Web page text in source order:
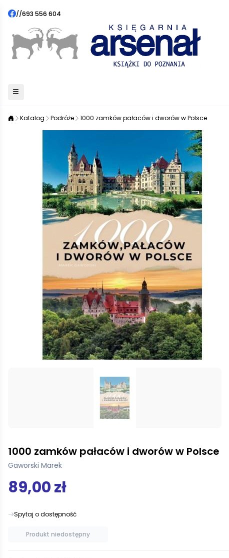
//693 556 604
Katalog Podróże 1000 zamków pałaców i dworów w Polsce
1000 zamków pałaców i dworów w Polsce
Gaworski Marek
89,00 zł
Spytaj o dostępność
Produkt niedostępny